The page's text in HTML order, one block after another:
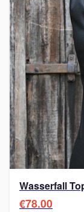
Wasserfall
€78.00